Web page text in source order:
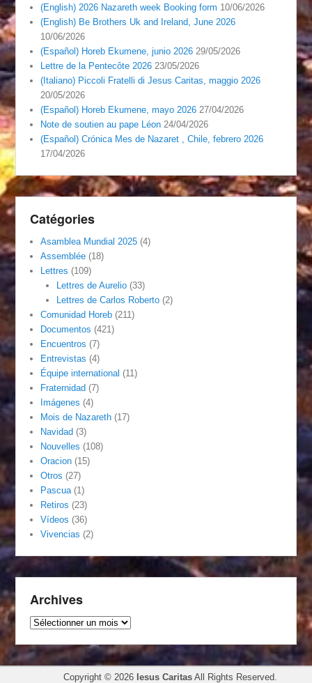
(English) 2026 Nazareth week Booking form 10/06/2026
(English) Be Brothers Uk and Ireland, June 2026
10/06/2026
(Español) Horeb Ekumene, junio 2026 29/05/2026
Lettre de la Pentecôte 2026 23/05/2026
(Italiano) Piccoli Fratelli di Jesus Caritas, maggio 2026
20/05/2026
(Español) Horeb Ekumene, mayo 2026 27/04/2026
Note de soutien au pape Léon 24/04/2026
(Español) Crónica Mes de Nazaret , Chile, febrero 2026
17/04/2026
Catégories
Asamblea Mundial 2025 (4)
Assemblée (18)
Lettres (109)
Lettres de Aurelio(33)
Lettres de Carlos Roberto(2)
Comunidad Horeb (211)
Documentos (421)
Encuentros (7)
Entrevistas (4)
Équipe international (11)
Fraternidad (7)
Imágenes (4)
Mois de Nazareth (17)
Navidad (3)
Nouvelles (108)
Oracion (15)
Otros (27)
Pascua (1)
Retiros (23)
Vídeos (36)
Vivencias (2)
Archives
Archives
Copyright © 2026 Iesus CaritasAll Rights Reserved.